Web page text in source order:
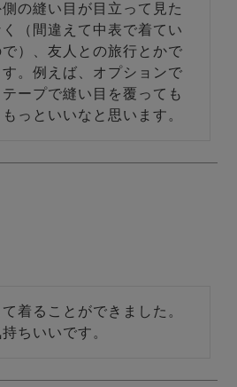
の縫い目が目立って見た
（間違えて中表で着てい
）、友人との旅行とかで
。例えば、オプションで
ープで縫い目を覆っても
っといいなと思います。
着ることができました。
ちいいです。